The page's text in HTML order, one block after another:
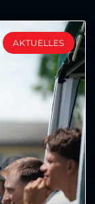
AKTUELLES